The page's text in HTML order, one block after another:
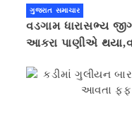
ગુજરાત સમાચાર
વડગામ ધારાસભ્ય
આકરા પાણીએ